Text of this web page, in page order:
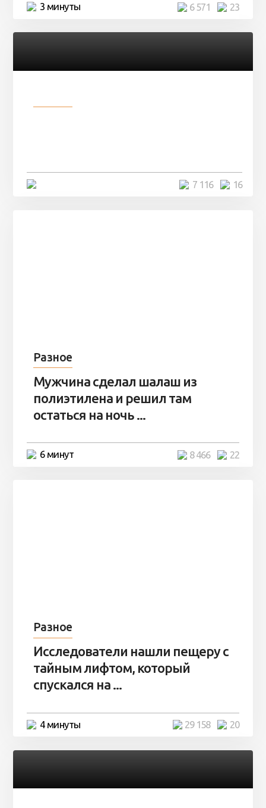
3 минуты 23
6 571
16
7 116
Разное
Мужчина сделал шалаш из
полиэтилена и решил там
остаться на ночь ...
6 минут 22
8 466
Разное
Исследователи нашли пещеру с
тайным лифтом, который
спускался на ...
4 минуты 20
29 158